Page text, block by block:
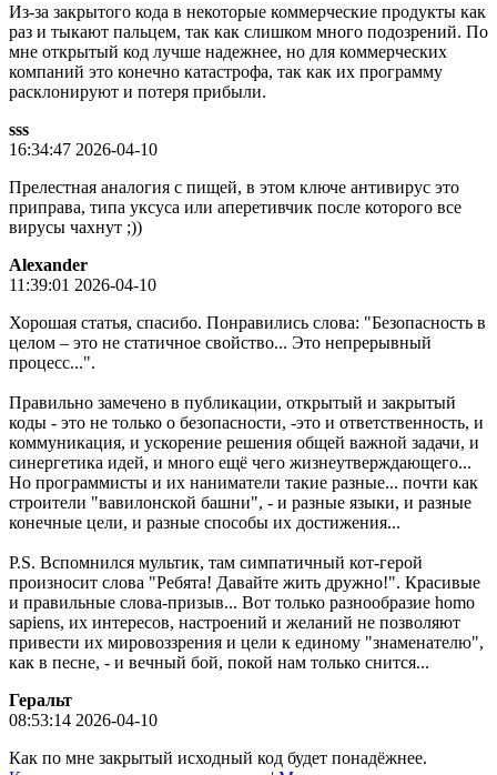
Из-за закрытого кода в некоторые коммерческие продукты как
раз и тыкают пальцем, так как слишком много подозрений. По
мне открытый код лучше надежнее, но для коммерческих
компаний это конечно катастрофа, так как их программу
расклонируют и потеря прибыли.
sss
16:34:47 2026-04-10
Прелестная аналогия с пищей, в этом ключе антивирус это
приправа, типа уксуса или аперетивчик после которого все
вирусы чахнут ;))
Alexander
11:39:01 2026-04-10
Хорошая статья, спасибо. Понравились слова: "Безопасность в
целом – это не статичное свойство... Это непрерывный
процесс...".
Правильно замечено в публикации, открытый и закрытый
коды - это не только о безопасности, -это и ответственность, и
коммуникация, и ускорение решения общей важной задачи, и
синергетика идей, и много ещё чего жизнеутверждающего...
Но программисты и их наниматели такие разные... почти как
строители "вавилонской башни", - и разные языки, и разные
конечные цели, и разные способы их достижения...
P.S. Вспомнился мультик, там симпатичный кот-герой
произносит слова "Ребята! Давайте жить дружно!". Красивые
и правильные слова-призыв... Вот только разнообразие homo
sapiens, их интересов, настроений и желаний не позволяют
привести их мировоззрения и цели к единому "знаменателю",
как в песне, - и вечный бой, покой нам только снится...
Геральт
08:53:14 2026-04-10
Как по мне закрытый исходный код будет понадёжнее.